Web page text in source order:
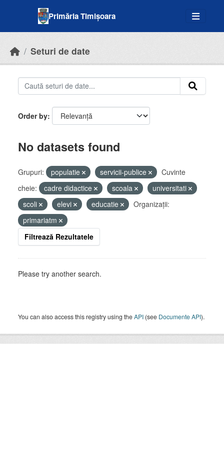
Primăria Timișoara
Seturi de date
Order by
No datasets found
Grupuri: populatie servicii-publice
Cuvinte
cheie:
cadre didactice scoala
universitati
scoli
elevi educatie
Organizații:
primariatm
Filtrează Rezultatele
Please try another search.
You can also access this registry using theAPI (see Documente API).